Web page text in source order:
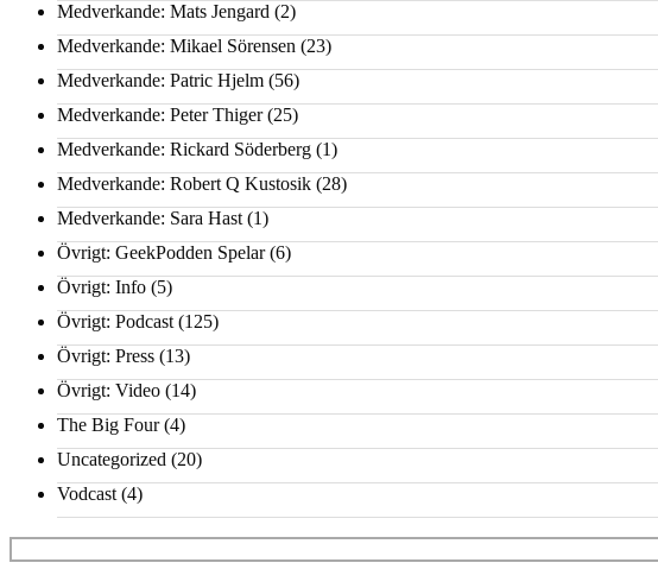
Medverkande: Mats Jengard (2)
Medverkande: Mikael Sörensen (23)
Medverkande: Patric Hjelm (56)
Medverkande: Peter Thiger(25)
Medverkande: Rickard Söderberg (1)
Medverkande: Robert Q Kustosik (28)
Medverkande: Sara Hast (1)
Övrigt: GeekPodden Spelar(6)
Övrigt: Info (5)
Övrigt: Podcast (125)
Övrigt: Press (13)
Övrigt: Video (14)
The Big Four(4)
Uncategorized (20)
Vodcast (4)